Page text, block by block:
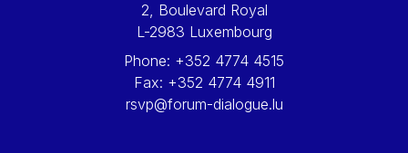
Wolfgang Ketterle
Yossi Beillin
Yves FRANCHET
2, Boulevard Royal
L-2983 Luxembourg
Phone: +352 4774 4515
Fax: +352 4774 4911
rsvp@forum-dialogue.lu